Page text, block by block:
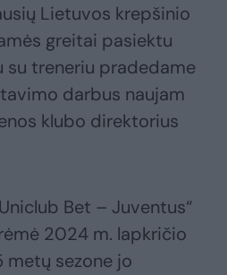
Lietuvos krepšinio
greitai pasiektu
su treneriu pradedame
darbus naujam
klubo direktorius
Bet – Juventus“
2024 m. lapkričio
sezone jo